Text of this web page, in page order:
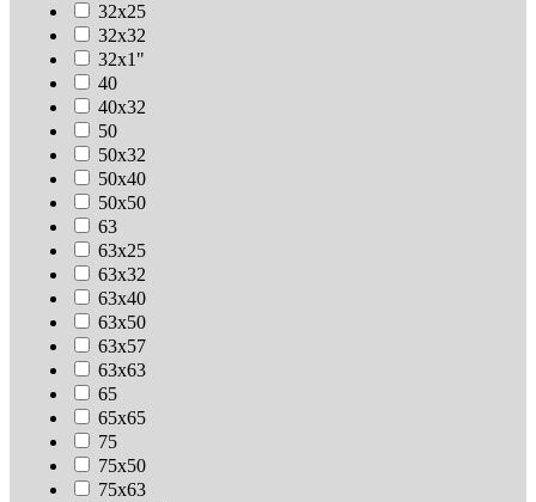
32х25
32х32
32х1"
40
40х32
50
50х32
50х40
50х50
63
63х25
63х32
63х40
63х50
63х57
63х63
65
65х65
75
75х50
75х63